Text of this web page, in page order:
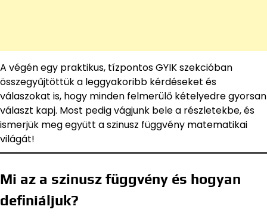
A végén egy praktikus, tízpontos GYIK szekcióban
összegyűjtöttük a leggyakoribb kérdéseket és
válaszokat is, hogy minden felmerülő kételyedre gyorsan
választ kapj. Most pedig vágjunk bele a részletekbe, és
ismerjük meg együtt a szinusz függvény matematikai
világát!
Mi az a szinusz függvény és hogyan
definiáljuk?